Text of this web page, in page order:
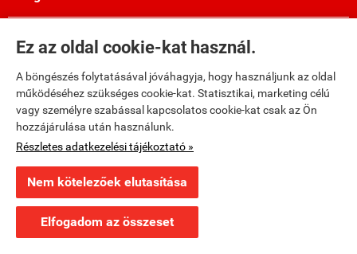
Ez az oldal cookie-kat használ.
A böngészés folytatásával jóváhagyja, hogy használjunk az oldal
működéséhez szükséges cookie-kat. Statisztikai, marketing célú
vagy személyre szabással kapcsolatos cookie-kat csak az Ön
hozzájárulása után használunk.
Részletes adatkezelési tájékoztató »
Nem kötelezőek elutasítása
Elfogadom az összeset
Saját fiók
Bemutatkozás 
Kövess minket a Facebookon!
Adatkezelési tájékoztató
Webáruház készítésa StartÜzlettel.